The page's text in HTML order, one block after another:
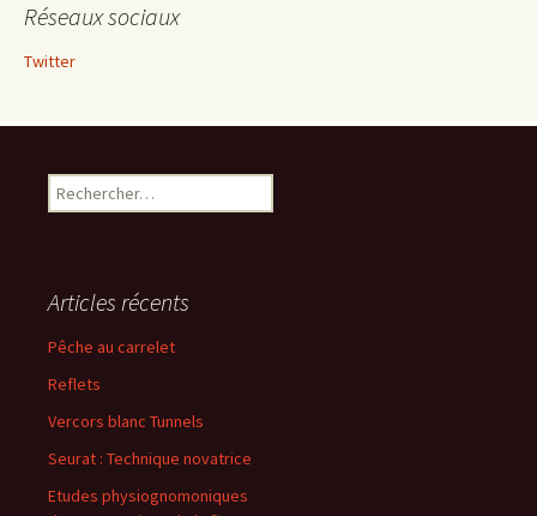
Réseaux sociaux
Twitter
Rechercher :
Articles récents
Pêche au carrelet
Reflets
Vercors blanc Tunnels
Seurat : Technique novatrice
Etudes physiognomoniques